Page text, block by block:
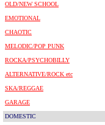
OLD/NEW SCHOOL
EMOTIONAL
CHAOTIC
MELODIC/POP PUNK
ROCKA/PSYCHOBILLY
ALTERNATIVE/ROCK etc
SKA/REGGAE
GARAGE
DOMESTIC